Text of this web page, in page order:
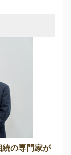
の専門家が